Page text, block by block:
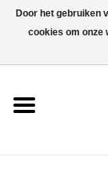
Door het gebruiken
cookies om onze